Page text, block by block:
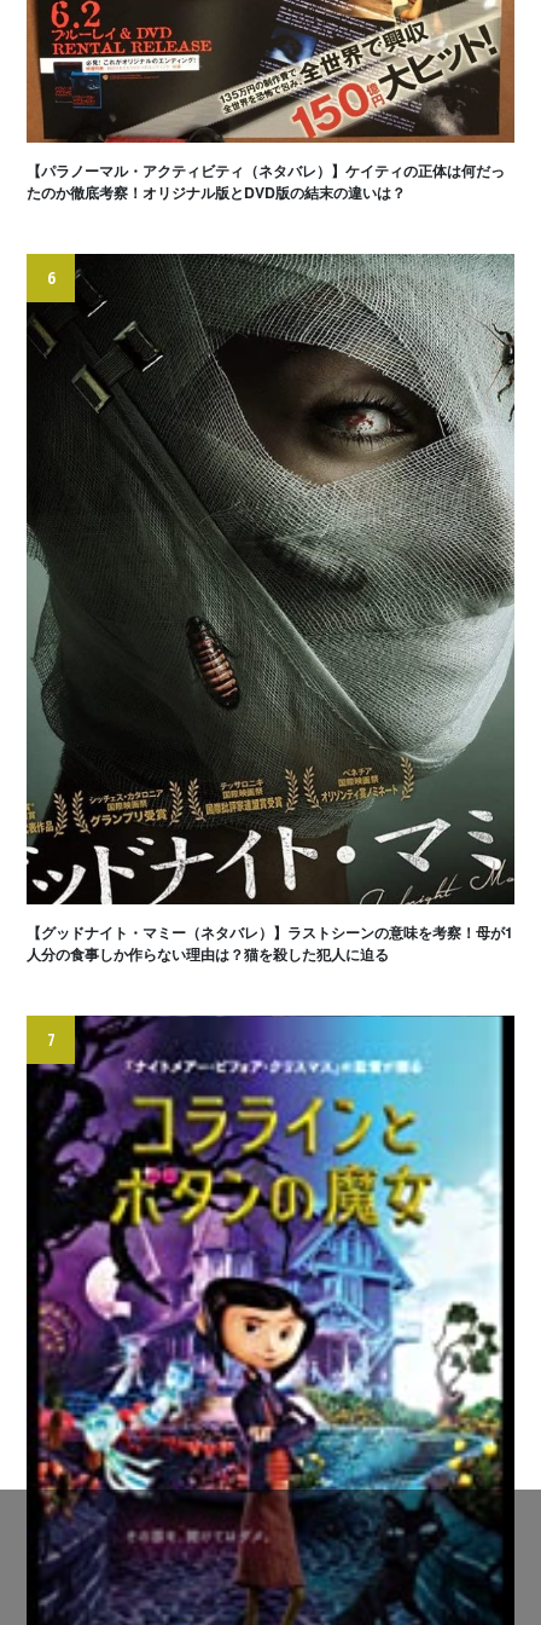
【パラノーマル・アクティビティ（ネタバレ）】ケイティの正体は何だっ
たのか徹底考察！オリジナル版とDVD版の結末の違いは？
6
【グッドナイト・マミー（ネタバレ）】ラストシーンの意味を考察！母が1
人分の食事しか作らない理由は？猫を殺した犯人に迫る
7